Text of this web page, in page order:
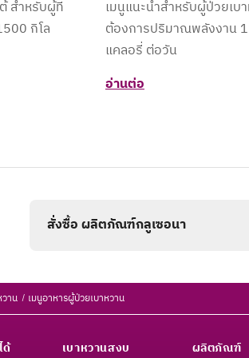
สำหรับผู้ที่
กิโล
เมนูแนะนำสำหรับผู้ป่วยเ
ต้องการปริมาณพลังงาน
แคลอรี่ ต่อวัน
อ่านต่อ
สั่งซื้อ ผลิตภัณฑ์กลูเซอนา
าน เมนูอาหารผู้ป่วยเบาหวาน
ด้ เบาหวานสงบ ผลิตภัณฑ์